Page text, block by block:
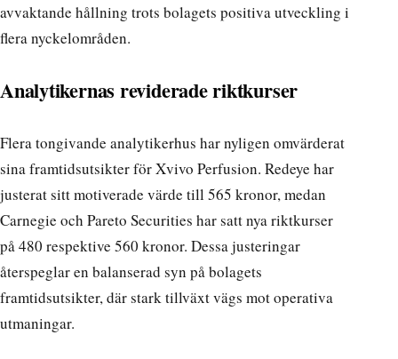
avvaktande hållning trots bolagets positiva utveckling i
flera nyckelområden.
Analytikernas reviderade riktkurser
Flera tongivande analytikerhus har nyligen omvärderat
sina framtidsutsikter för Xvivo Perfusion. Redeye har
justerat sitt motiverade värde till 565 kronor, medan
Carnegie och Pareto Securities har satt nya riktkurser
på 480 respektive 560 kronor. Dessa justeringar
återspeglar en balanserad syn på bolagets
framtidsutsikter, där stark tillväxt vägs mot operativa
utmaningar.